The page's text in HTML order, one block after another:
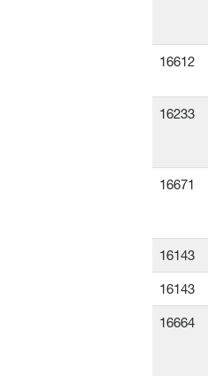
16612
16233
16671
16143
16143
16664